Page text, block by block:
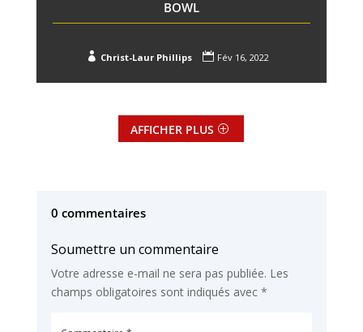
BOWL
 Christ-Laur Phillips  Fév 16, 2022
AFFICHER PLUS
0 commentaires
Soumettre un commentaire
Votre adresse e-mail ne sera pas publiée. Les
champs obligatoires sont indiqués avec *